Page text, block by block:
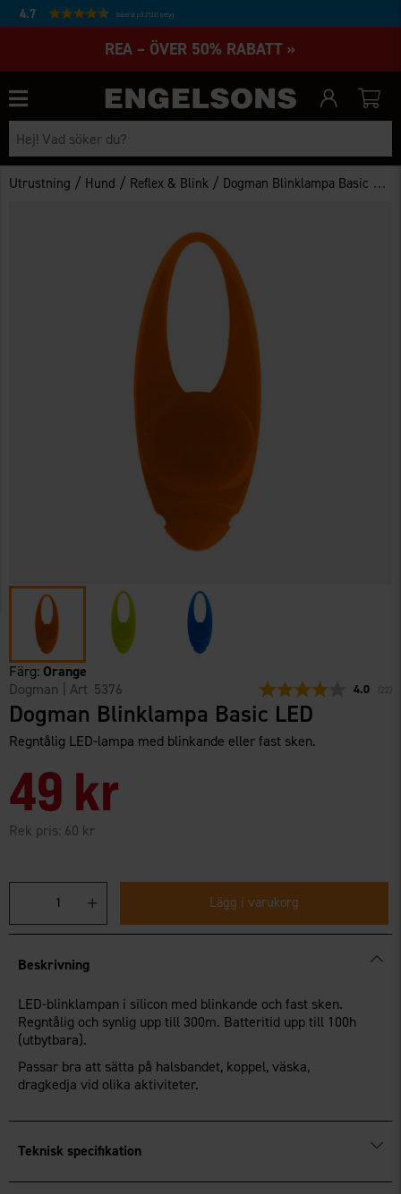
4.7 Baserat på 27231 betyg
REA – ÖVER 50% RABATT »
Utrustning / Hund / Reflex & Blink / Dogman Blinklampa Basic LED
Färg: Orange
Dogman
| Art 5376 4.0 22
Dogman Blinklampa Basic LED
Regntålig LED-lampa med blinkande eller fast sken.
49 kr
Rek pris: 60 kr
Lägg i varukorg
Beskrivning
LED-blinklampan i silicon med blinkande och fast sken.
Regntålig och synlig upp till 300m. Batteritid upp till 100h
(utbytbara).
Passar bra att sätta på halsbandet, koppel, väska,
dragkedja vid olika aktiviteter.
Teknisk specifikation